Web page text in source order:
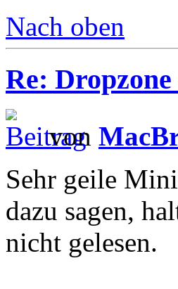
Nach oben
Re:
von
Sehr geile
dazu sagen,
nicht gelesen.